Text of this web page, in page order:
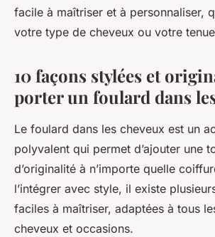
facile à maîtriser et à personnaliser,
votre type de cheveux ou votre
10 façons stylées et
porter un foulard dans
Le foulard dans les cheveux est un
polyvalent qui permet d’ajouter une
d’originalité à n’importe quelle
l’intégrer avec style, il existe
faciles à maîtriser, adaptées à tous
cheveux et occasions.